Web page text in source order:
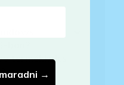
termékkulcs
Nem akarok lemaradni →